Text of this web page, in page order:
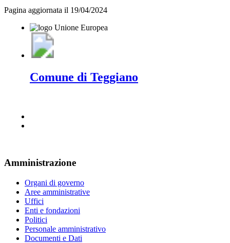
Pagina aggiornata il 19/04/2024
Comune di Teggiano
Amministrazione
Organi di governo
Aree amministrative
Uffici
Enti e fondazioni
Politici
Personale amministrativo
Documenti e Dati